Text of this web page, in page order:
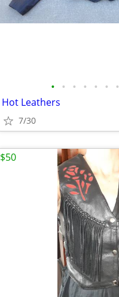
• • • • • • •
Hot Leathers
7/30
$50